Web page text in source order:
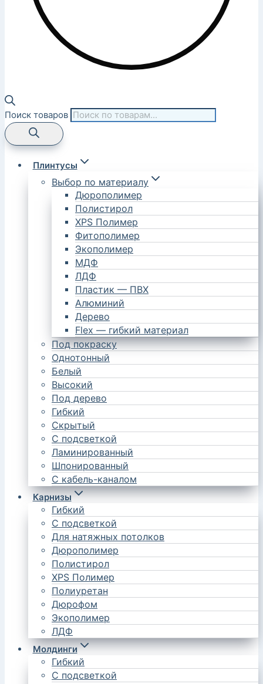
Поиск товаров
Плинтусы
Выбор по материалу
Дюрополимер
Полистирол
XPS Полимер
Фитополимер
Экополимер
МДФ
ЛДФ
Пластик — ПВХ
Алюминий
Дерево
Flex — гибкий материал
Под покраску
Однотонный
Белый
Высокий
Под дерево
Гибкий
Скрытый
С подсветкой
Ламинированный
Шпонированный
С кабель-каналом
Карнизы
Гибкий
С подсветкой
Для натяжных потолков
Дюрополимер
Полистирол
XPS Полимер
Полиуретан
Дюрофом
Экополимер
ЛДФ
Молдинги
Гибкий
С подсветкой